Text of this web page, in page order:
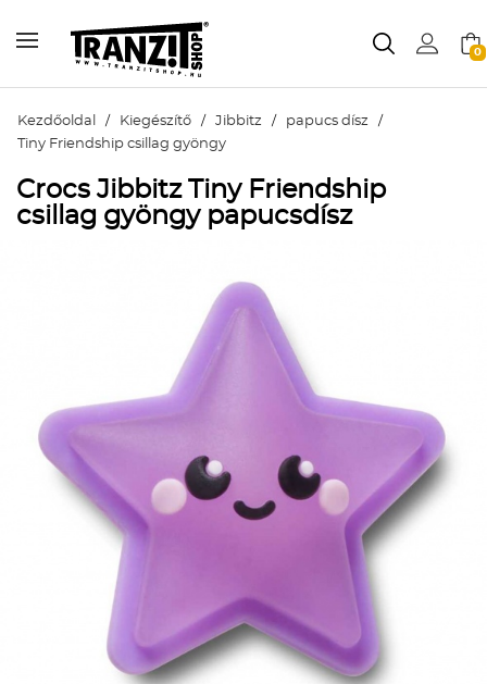
0
Kezdőoldal / Kiegészítő / Jibbitz / papucs dísz /
Tiny Friendship csillag gyöngy
Crocs Jibbitz Tiny Friendship
csillag gyöngy papucsdísz